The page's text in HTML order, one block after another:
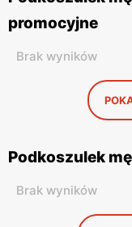
promocyjne
Brak wyników
Podkoszulek
Brak wyników